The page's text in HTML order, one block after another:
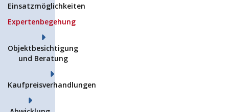
Einsatzmöglichkeiten
Expertenbegehung
Objektbesichtigung
und Beratung
Kaufpreisverhandlungen